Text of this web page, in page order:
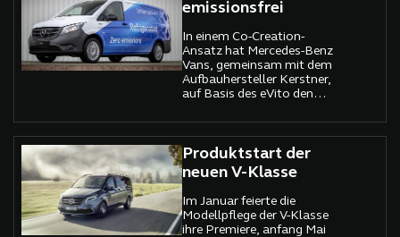
emissionsfrei
In einem Co-Creation-
Ansatz hat Mercedes-Benz
Vans, gemeinsam mit dem
Aufbauhersteller Kerstner,
auf Basis des eVito den
Produktstart der
neuen V-Klasse
Im Januar feierte die
Modellpflege der V-Klasse
ihre Premiere, anfang Mai